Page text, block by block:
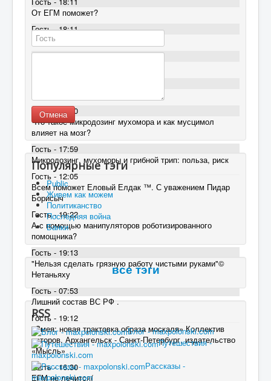
От ЕГМ поможет?
Гость - 18:11
От ЕГМ поможет?
Гость - 18:11
Гость - 18:00
Что такое микродозинг мухомора и как мусцимол
влияет на мозг?
Гость - 17:59
Микродозинг, мухоморы и грибной трип: польза, риск
Гость - 12:05
Всем поможет Еловый Елдак ™. С уважением Пидар
Борисыч
Гость - 19:22
А с помощью манипуляторов роботизированного
помощника?
Гость - 19:13
"Нельзя сделать грязную работу чистыми руками"©
Нетаньяху
Гость - 07:53
Лишний состав ВС РФ .
Гость - 19:12
«Змея: новая трактовка образа москаля» Коллектив
авторов. Архангельск - Санкт-Петербург, издательство
«Мысль»
Гость - 16:30
ЕГМ не лечится(
Отмена
Популярные тэги
Public
Живем как можем
Политиканство
Последняя война
Банки
все тэги
RSS
Блог - maxpolonski.com
Путешествия -
maxpolonski.com
Рассказы -
maxpolonski.com